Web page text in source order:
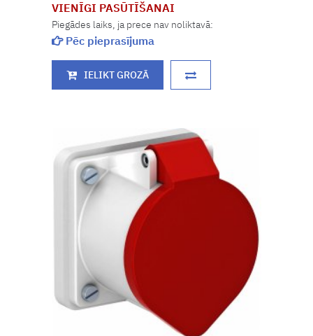
VIENĪGI PASŪTĪŠANAI
Piegādes laiks, ja prece nav noliktavā:
Pēc pieprasījuma
IELIKT GROZĀ